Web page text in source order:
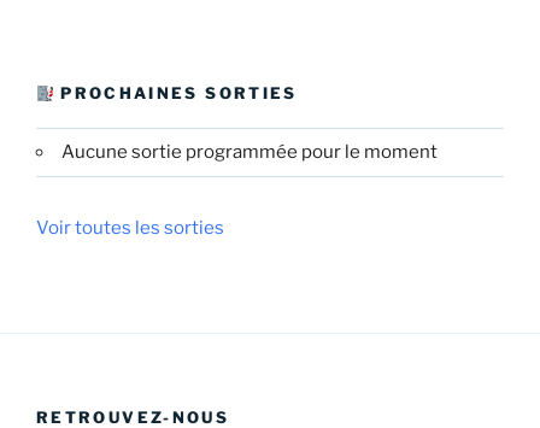
PROCHAINES SORTIES
Aucune sortie programmée pour le moment
Voir toutes les sorties
RETROUVEZ-NOUS